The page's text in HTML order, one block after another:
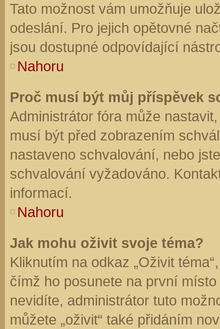
Tato možnost vám umožňuje
odeslání. Pro jejich opětovné
jsou dostupné odpovídající
Nahoru
Proč musí být můj příspěvek
Administrátor fóra může
musí být před zobrazením
nastaveno schvalování, nebo
schvalování vyžadováno.
informací.
Nahoru
Jak mohu oživit svoje téma?
Kliknutím na odkaz „Oživit
čímž ho posunete na první
nevidíte, administrátor tuto
můžete „oživit“ také přidáním